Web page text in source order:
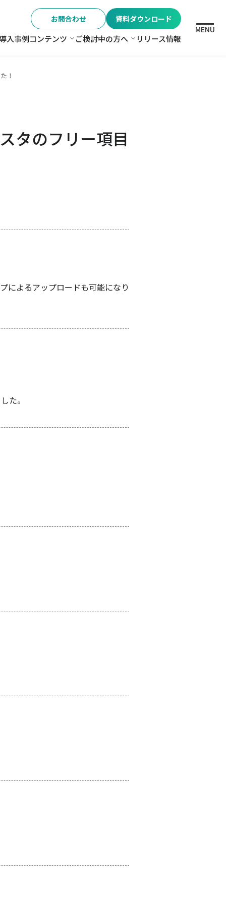
お問合わせ 資料ダウンロード
入事例コンテンツ コンテンツ
ご検討中の方へ ご検討中の方へ
リリース情報
MENU
！
タのフリー項目
によるアップロードも可能になり
た。